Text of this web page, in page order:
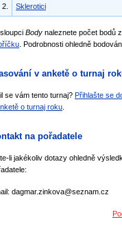
2. Sklerotici
Body naleznete počet bodů
. Podrobnosti ohledně
v anketě o turnaj
se vám tento turnaj? Přihlašte se
o turnaj roku
na pořadatele
li jakékoliv dotazy ohledně
dagmar.zinkova@seznam.cz